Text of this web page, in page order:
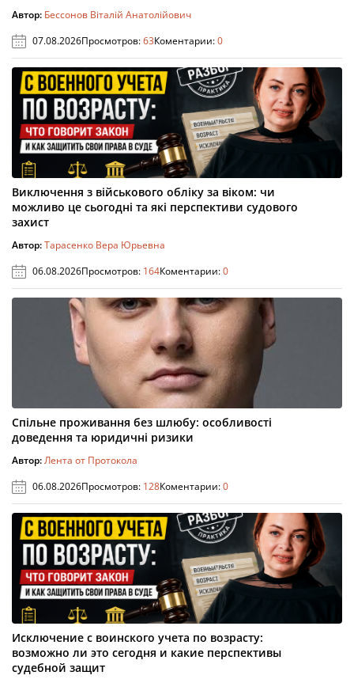
Автор: Бессонов Віталій Анатолійович
07.08.2026Просмотров:63Коментарии:0
Виключення з військового обліку за віком: чи
можливо це сьогодні та які перспективи судового
захист
Автор:Тарасенко Вера Юрьевна
06.08.2026Просмотров: 164Коментарии:0
Спільне проживання без шлюбу: особливості
доведення та юридичні ризики
Автор:Лента от Протокола
06.08.2026Просмотров: 128Коментарии:0
Исключение с воинского учета по возрасту:
возможно ли это сегодня и какие перспективы
судебной защит